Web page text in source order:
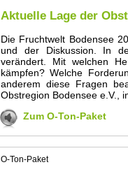
Aktuelle Lage der
Die Fruchtwelt Bodensee
und der Diskussion. In
verändert. Mit welchen
kämpfen? Welche
anderem diese Fragen
Obstregion Bodensee e.V.,
Zum O-Ton-Paket
O-Ton-Paket